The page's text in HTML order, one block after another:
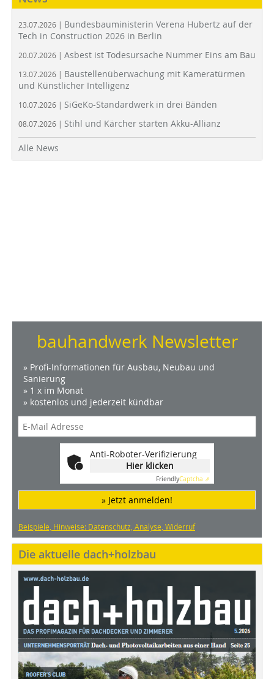
23.07.2026 | Bundesbauministerin Verena Hubertz auf der
Tech in Construction 2026 in Berlin
20.07.2026 | Asbest ist Todesursache Nummer Eins am Bau
13.07.2026 | Baustellenüberwachung mit Kameratürmen
und Künstlicher Intelligenz
10.07.2026 | SiGeKo-Standardwerk in drei Bänden
08.07.2026 | Stihl und Kärcher starten Akku-Allianz
Alle News
bauhandwerk Newsletter
» Profi-Informationen für Ausbau, Neubau und
Sanierung
» 1 x im Monat
» kostenlos und jederzeit kündbar
Anti-Roboter-Verifizierung
Hier klicken
FriendlyCaptcha ⇗
» Jetzt anmelden!
Beispiele, Hinweise: Datenschutz, Analyse, Widerruf
Die aktuelle dach+holzbau